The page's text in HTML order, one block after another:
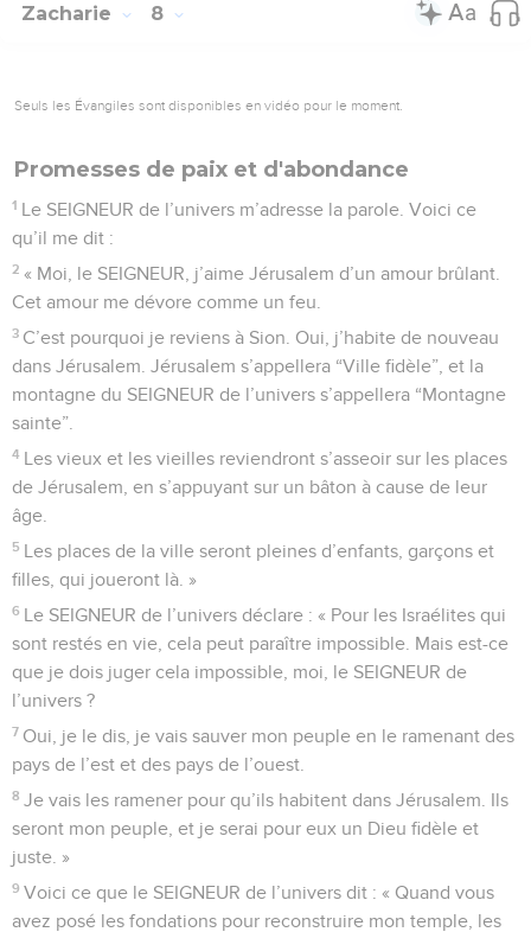
Zacharie 8
Seuls les Évangiles sont disponibles en vidéo pour le moment.
Promesses de paix et d'abondance
1 Le SEIGNEUR de l’univers m’adresse la parole. Voici ce
qu’il me dit :
2 « Moi, le SEIGNEUR, j’aime Jérusalem d’un amour brûlant.
Cet amour me dévore comme un feu.
3 C’est pourquoi je reviens à Sion. Oui, j’habite de nouveau
dans Jérusalem. Jérusalem s’appellera “Ville fidèle”, et la
montagne du SEIGNEUR de l’univers s’appellera “Montagne
sainte”.
4 Les vieux et les vieilles reviendront s’asseoir sur les places
de Jérusalem, en s’appuyant sur un bâton à cause de leur
âge.
5 Les places de la ville seront pleines d’enfants, garçons et
filles, qui joueront là. »
6 Le SEIGNEUR de l’univers déclare : « Pour les Israélites qui
sont restés en vie, cela peut paraître impossible. Mais est-ce
que je dois juger cela impossible, moi, le SEIGNEUR de
l’univers ?
7 Oui, je le dis, je vais sauver mon peuple en le ramenant des
pays de l’est et des pays de l’ouest.
8 Je vais les ramener pour qu’ils habitent dans Jérusalem. Ils
seront mon peuple, et je serai pour eux un Dieu fidèle et
juste. »
9 Voici ce que le SEIGNEUR de l’univers dit : « Quand vous
avez posé les fondations pour reconstruire mon temple, les